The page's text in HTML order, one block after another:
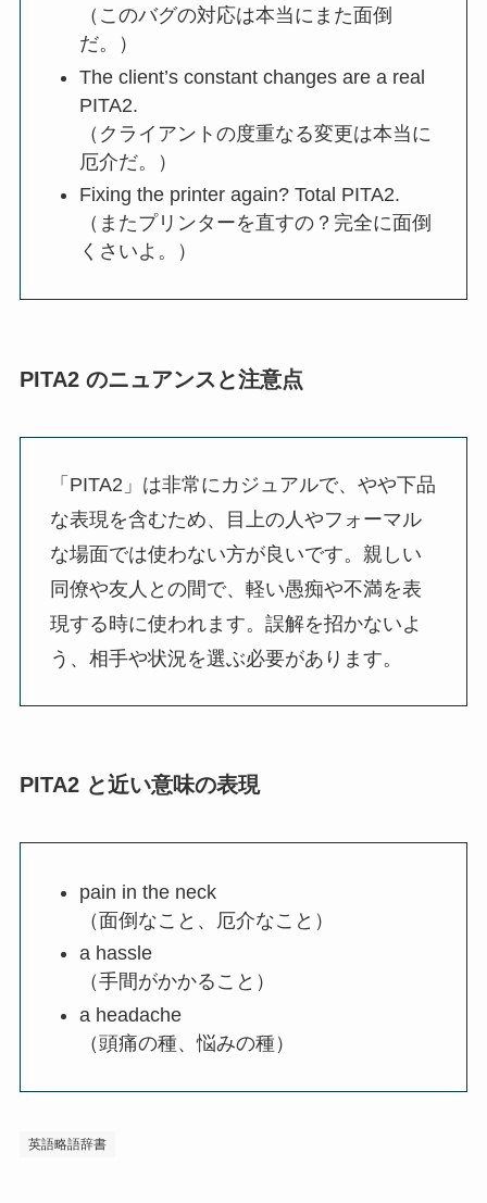
（このバグの対応は本当にまた面倒
だ。）
The client’s constant changes are a real
PITA2.
（クライアントの度重なる変更は本当に
厄介だ。）
Fixing the printer again? Total PITA2.
（またプリンターを直すの？完全に面倒
くさいよ。）
PITA2 のニュアンスと注意点
「PITA2」は非常にカジュアルで、やや下品
な表現を含むため、目上の人やフォーマル
な場面では使わない方が良いです。親しい
同僚や友人との間で、軽い愚痴や不満を表
現する時に使われます。誤解を招かないよ
う、相手や状況を選ぶ必要があります。
PITA2 と近い意味の表現
pain in the neck
（面倒なこと、厄介なこと）
a hassle
（手間がかかること）
a headache
（頭痛の種、悩みの種）
英語略語辞書